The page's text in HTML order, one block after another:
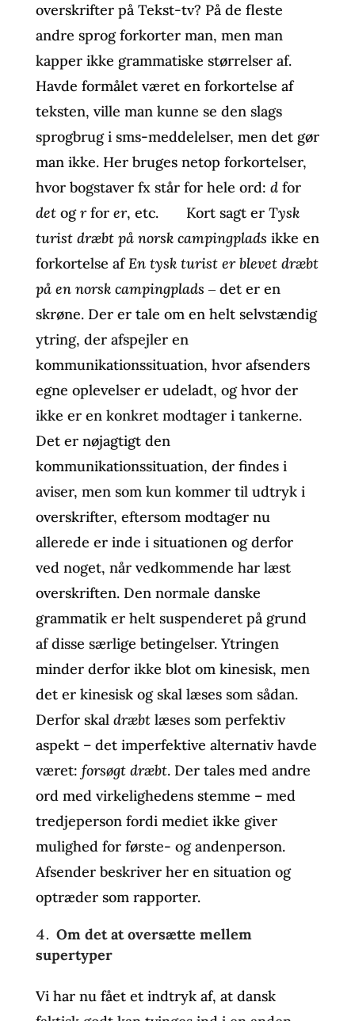
overskrifter på Tekst-tv? På de fleste
andre sprog forkorter man, men man
kapper ikke grammatiske størrelser af.
Havde formålet været en forkortelse af
teksten, ville man kunne se den slags
sprogbrug i sms-meddelelser, men det gør
man ikke. Her bruges netop forkortelser,
hvor bogstaver fx står for hele ord: d for
det ogrfor er, etc. Kort sagt er Tysk
turist dræbt på norsk campingplads ikke en
forkortelse afEn tysk turist er blevet dræbt
på en norsk campingplads‒ det er en
skrøne. Der er tale om en helt selvstændig
ytring, der afspejler en
kommunikationssituation, hvor afsenders
egne oplevelser er udeladt, og hvor der
ikke er en konkret modtager i tankerne.
Det er nøjagtigt den
kommunikationssituation, der findes i
aviser, men som kun kommer til udtryk i
overskrifter, eftersom modtager nu
allerede er inde i situationen og derfor
ved noget, når vedkommende har læst
overskriften. Den normale danske
grammatik er helt suspenderet på grund
af disse særlige betingelser. Ytringen
minder derfor ikke blot om kinesisk, men
det er kinesisk og skal læses som sådan.
Derfor skal dræbt læses som perfektiv
aspekt – det imperfektive alternativ havde
været: forsøgt dræbt. Der tales med andre
ord med virkelighedens stemme – med
tredjeperson fordi mediet ikke giver
mulighed for første- og andenperson.
Afsender beskriver her en situation og
optræder som rapporter.
Om det at oversætte mellem
supertyper
Vi har nu fået et indtryk af, at dansk